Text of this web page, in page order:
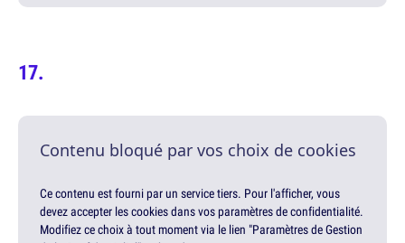
Contenu bloqué par vos choix de cookies
Ce contenu est fourni par un service tiers. Pour l'afficher, vous
devez accepter les cookies dans vos paramètres de confidentialité.
Modifiez ce choix à tout moment via le lien "Paramètres de Gestion